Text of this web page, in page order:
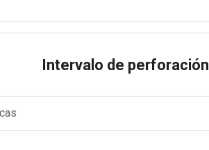
Intervalo de perforación